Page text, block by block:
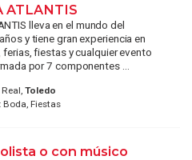
ATLANTIS
lleva en el mundo del
y tiene gran experiencia en
ferias, fiestas y cualquier evento
por 7 componentes ...
Toledo
Boda, Fiestas
o con músico